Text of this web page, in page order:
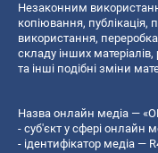
Незаконним
копiювання, публiкацiя,
використання,
складу інших
та інші подібні зміни
Назва онлайн медіа —
- суб'єкт у сфері онлайн
- ідентифікатор медіа —